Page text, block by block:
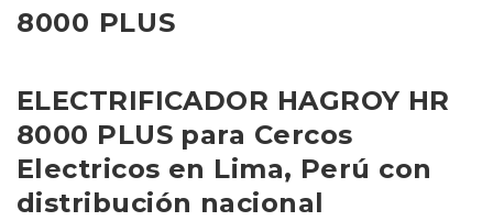
8000 PLUS
ELECTRIFICADOR HAGROY HR
8000 PLUS para Cercos
Electricos en Lima, Perú con
distribución nacional